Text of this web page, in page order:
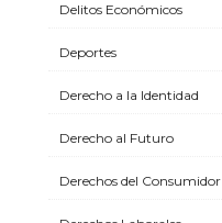
Delitos Económicos
Deportes
Derecho a la Identidad
Derecho al Futuro
Derechos del Consumidor